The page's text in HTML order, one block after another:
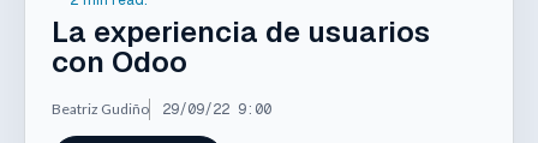
La experiencia de usuarios
con Odoo
Beatriz Gudiño 29/09/22 9:00